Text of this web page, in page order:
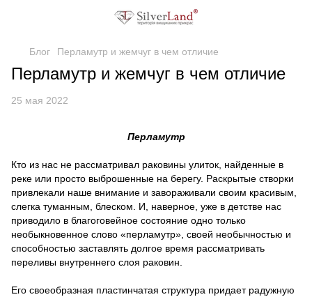
Блог Перламутр и жемчуг в чем отличие
Перламутр и жемчуг в чем отличие
25 мая 2022
Перламутр
Кто из нас не рассматривал раковины улиток, найденные в
реке или просто выброшенные на берегу. Раскрытые створки
привлекали наше внимание и завораживали своим красивым,
слегка туманным, блеском. И, наверное, уже в детстве нас
приводило в благоговейное состояние одно только
необыкновенное слово «перламутр», своей необычностью и
способностью заставлять долгое время рассматривать
переливы внутреннего слоя раковин.
Его своеобразная пластинчатая структура придает радужную